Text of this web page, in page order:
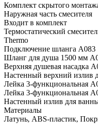
Комплект скрытого
Наружная часть смесителя
Входит в комплект
Термостатический
Thermo
Подключение шланга A083
Шланг для душа 1500 мм
Верхняя душевая насадка
Настенный верхний излив
Лейка 3-функциональная
Лейка 3-функциональная
Настенный излив для
Материалы
Латунь, ABS-пластик,